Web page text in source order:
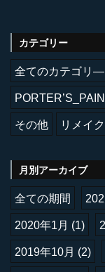
カテゴリー
全てのカテゴリ―
その他 リメイク
月別アーカイブ
全ての期間
2020年1月 (1)
2019年10月 (2)